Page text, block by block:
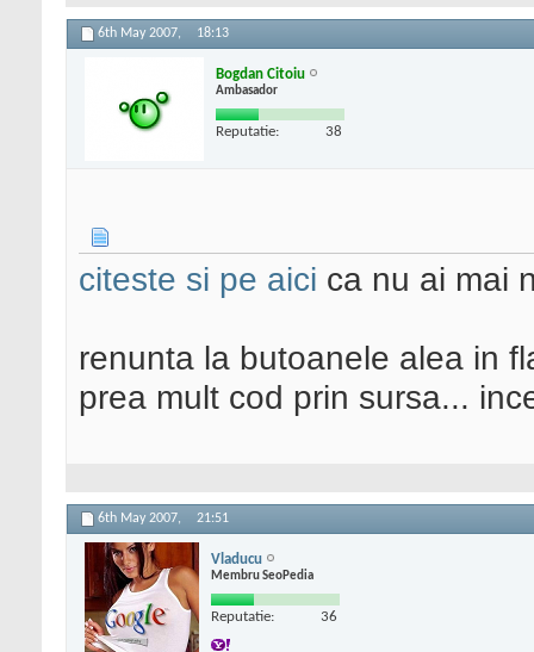
6th May 2007, 18:13
Bogdan Citoiu
Ambasador
Reputatie: 38
citeste si pe aici ca nu ai mai
renunta la butoanele alea in
prea mult cod prin sursa...
6th May 2007, 21:51
Vladucu
Membru SeoPedia
Reputatie: 36